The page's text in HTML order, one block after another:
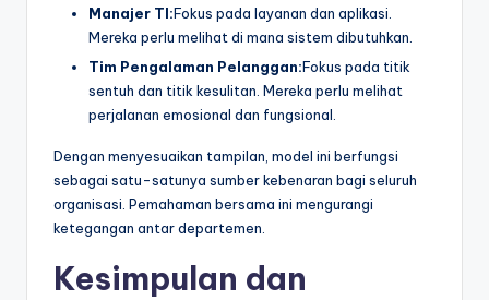
Manajer TI:Fokus pada layanan dan aplikasi.
Mereka perlu melihat di mana sistem dibutuhkan.
Tim Pengalaman Pelanggan:Fokus pada titik
sentuh dan titik kesulitan. Mereka perlu melihat
perjalanan emosional dan fungsional.
Dengan menyesuaikan tampilan, model ini berfungsi
sebagai satu-satunya sumber kebenaran bagi seluruh
organisasi. Pemahaman bersama ini mengurangi
ketegangan antar departemen.
Kesimpulan dan